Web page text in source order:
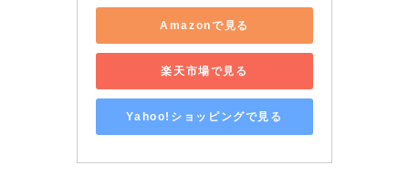
Amazonで見る
楽天市場で見る
Yahoo!ショッピングで見る